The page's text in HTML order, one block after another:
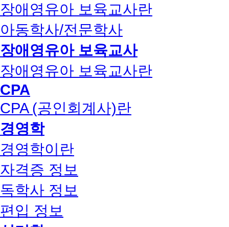
장애영유아 보육교사란
아동학사/전문학사
장애영유아 보육교사
장애영유아 보육교사란
CPA
CPA (공인회계사)란
경영학
경영학이란
자격증 정보
독학사 정보
편입 정보